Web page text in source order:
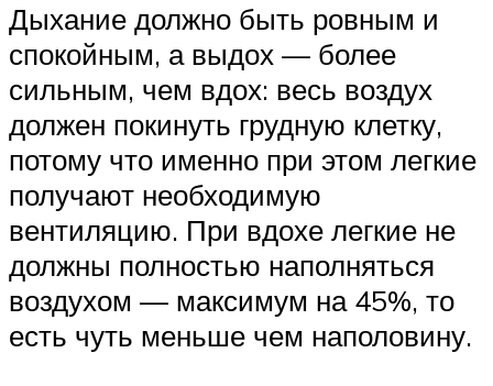
Дыхание должно быть ровным и
спокойным, а выдох — более
сильным, чем вдох: весь воздух
должен покинуть грудную клетку,
потому что именно при этом легкие
получают необходимую
вентиляцию. При вдохе легкие не
должны полностью наполняться
воздухом — максимум на 45%, то
есть чуть меньше чем наполовину.